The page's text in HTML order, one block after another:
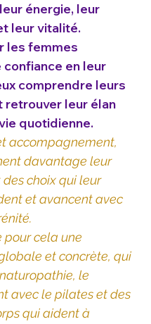
énergie, leur
leur vitalité.
les femmes
en leur
comprendre leurs
retrouver leur élan
quotidienne.
accompagnement,
davantage leur
choix qui leur
et avancent avec
pour cela une
et concrète, qui
le
avec le pilates et des
qui aident à